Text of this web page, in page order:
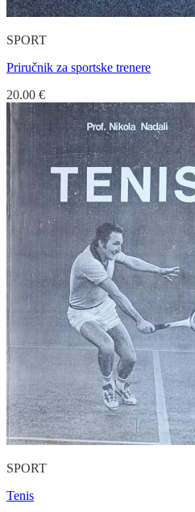
SPORT
Priručnik za sportske trenere
20.00 €
SPORT
Tenis